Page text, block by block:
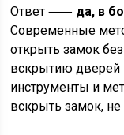
Ответ ⸺ да, в
Современные
открыть замок
вскрытию дверей
инструменты и
вскрыть замок, не